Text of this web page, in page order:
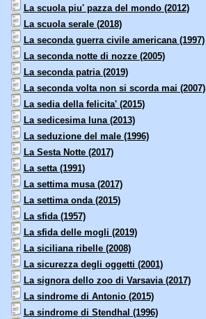
La scuola piu' pazza del mondo (2012)
La scuola serale (2018)
La seconda guerra civile americana (1997)
La seconda notte di nozze (2005)
La seconda patria (2019)
La seconda volta non si scorda mai (2007)
La sedia della felicita' (2015)
La sedicesima luna (2013)
La seduzione del male (1996)
La Sesta Notte (2017)
La setta (1991)
La settima musa (2017)
La settima onda (2015)
La sfida (1957)
La sfida delle mogli (2019)
La siciliana ribelle (2008)
La sicurezza degli oggetti (2001)
La signora dello zoo di Varsavia (2017)
La sindrome di Antonio (2015)
La sindrome di Stendhal (1996)